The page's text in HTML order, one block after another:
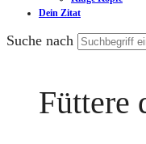
Dein Zitat
Suche nach
Füttere